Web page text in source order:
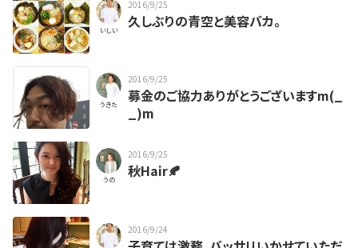
2016/9/25
久しぶりの青空と美容バカ。
いしい
2016/9/25
募金のご協力ありがとうございますm(_
_)m
うきた
2016/9/25
秋Hair🍂
うの
2016/9/24